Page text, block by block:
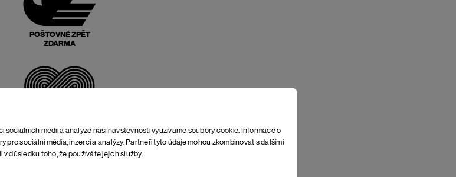
sociálních médií a analýze naší návštěvnosti využíváme soubory cookie. Informace o
pro sociální média, inzerci a analýzy. Partneři tyto údaje mohou zkombinovat s dalšími
důsledku toho, že používáte jejich služby.
POŠTOVNÉ ZPĚT
ZDARMA